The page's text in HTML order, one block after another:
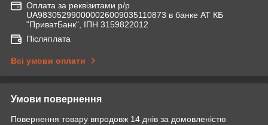
Оплата за реквізитами р/р
UA983052990000026009035110873 в банке АТ КБ
"ПриватБанк", ІПН 3159822012
Післяплата
Всі умови оплати
Умови повернення
Повернення товару впродовж 14 днів за домовленістю